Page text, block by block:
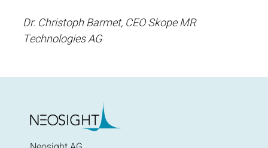
Dr. Christoph Barmet, CEO Skope MR
Technologies AG